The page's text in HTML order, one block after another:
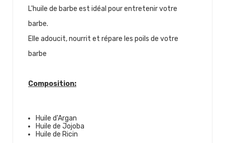
L'huile de barbe est idéal pour entretenir votre
barbe.
Elle adoucit, nourrit et répare les poils de votre
barbe
Composition:
Huile d'Argan
Huile de Jojoba
Huile de Ricin